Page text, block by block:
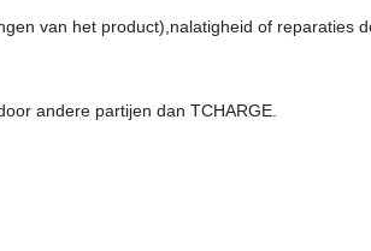
van het product),nalatigheid of reparaties
andere partijen dan TCHARGE.